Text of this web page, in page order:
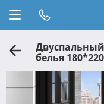
белья
Черешенка™